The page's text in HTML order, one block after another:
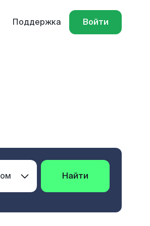
Поддержка Войти
Найти